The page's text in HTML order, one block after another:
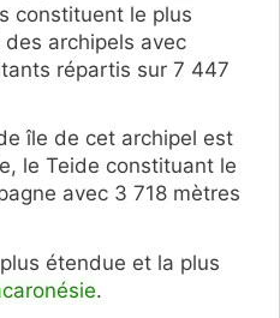
constituent le plus
archipels avec
répartis sur 7 447
île de cet archipel est
le Teide constituant le
avec 3 718 mètres
étendue et la plus
.